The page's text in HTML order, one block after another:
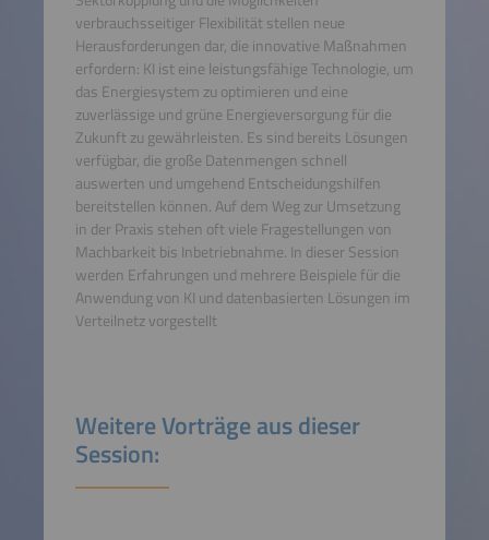
verbrauchsseitiger Flexibilität stellen neue
Herausforderungen dar, die innovative Maßnahmen
erfordern: KI ist eine leistungsfähige Technologie, um
das Energiesystem zu optimieren und eine
zuverlässige und grüne Energieversorgung für die
Zukunft zu gewährleisten. Es sind bereits Lösungen
verfügbar, die große Datenmengen schnell
auswerten und umgehend Entscheidungshilfen
bereitstellen können. Auf dem Weg zur Umsetzung
in der Praxis stehen oft viele Fragestellungen von
Machbarkeit bis Inbetriebnahme. In dieser Session
werden Erfahrungen und mehrere Beispiele für die
Anwendung von KI und datenbasierten Lösungen im
Verteilnetz vorgestellt
Weitere Vorträge aus dieser
Session: